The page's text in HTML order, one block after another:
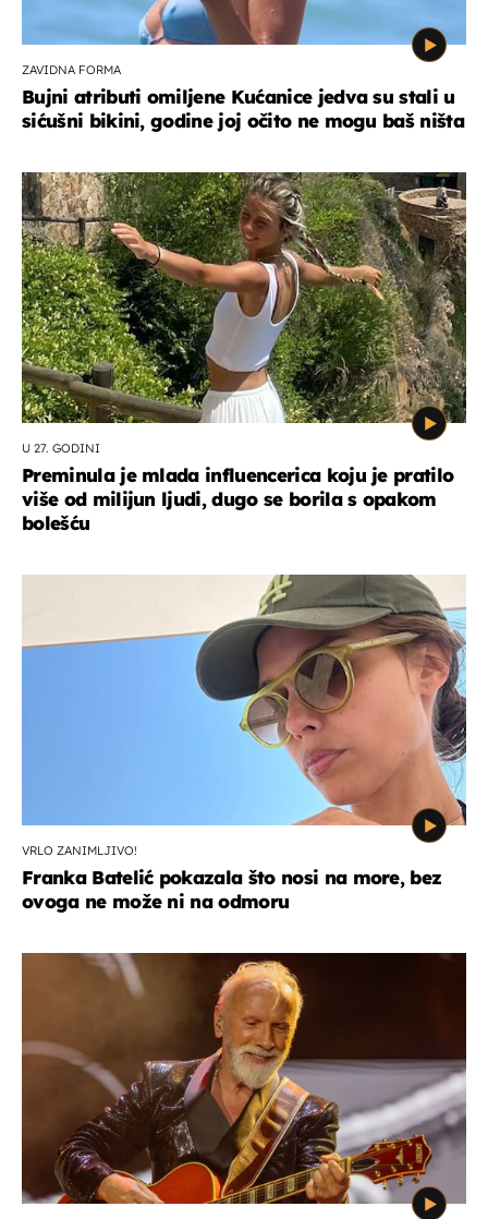
ZAVIDNA FORMA
Bujni atributi omiljene Kućanice jedva su stali u
sićušni bikini, godine joj očito ne mogu baš ništa
U 27. GODINI
Preminula je mlada influencerica koju je pratilo
više od milijun ljudi, dugo se borila s opakom
bolešću
VRLO ZANIMLJIVO!
Franka Batelić pokazala što nosi na more, bez
ovoga ne može ni na odmoru